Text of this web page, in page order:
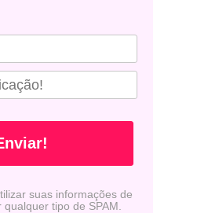
suas informações de
tipo de SPAM.